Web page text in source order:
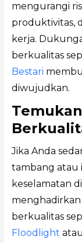
mengurangi
produktivitas,
kerja.
berkualitas
Bestari
diwujudkan.
Jika Anda
tambang atau
keselamatan
berkualitas
Floodlight